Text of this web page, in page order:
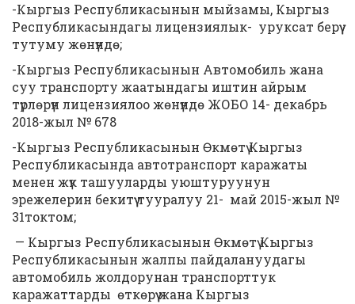
-Кыргыз Республикасынын мыйзамы, Кыргыз
Республикасындагы лицензиялык- уруксат берүү
тутуму жөнүндө;
-Кыргыз Республикасынын Автомобиль жана
суу транспорту жаатындагы иштин айрым
түрлөрүн лицензиялоо жөнүндө ЖОБО 14- декабрь
2018-жыл № 678
-Кыргыз Республикасынын Өкмөтү Кыргыз
Республикасында автотранспорт каражаты
менен жүк ташууларды уюштуруунун
эрежелерин бекитүү тууралуу 21- май 2015-жыл №
31токтом;
— Кыргыз Республикасынын Өкмөтү Кыргыз
Республикасынын жалпы пайдалануудагы
автомобиль жолдорунан транспорттук
каражаттарды өткөрүү жана Кыргыз